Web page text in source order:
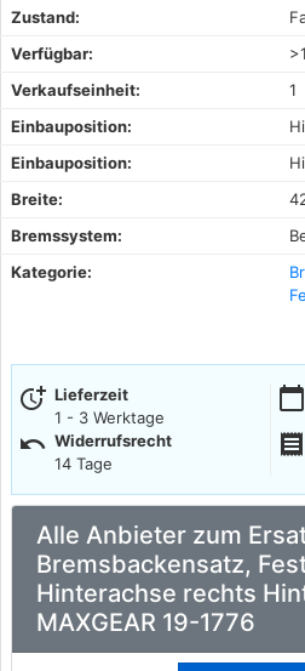
Zustand:
Verfügbar:
Verkaufseinheit:
1
Einbauposition:
Einbauposition:
Breite:
Bremssystem:
Kategorie:
more_time Lieferzeit
1 - 3 Werktage
calendar_today
undo Widerrufsrecht
14 Tage
receipt
Alle Anbieter zum
Bremsbackensatz,
Hinterachse rechts
MAXGEAR 19-1776